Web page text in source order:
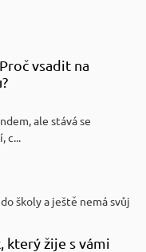
vsadit na
ale stává se
c...
školy a ještě nemá svůj
který žije s vámi